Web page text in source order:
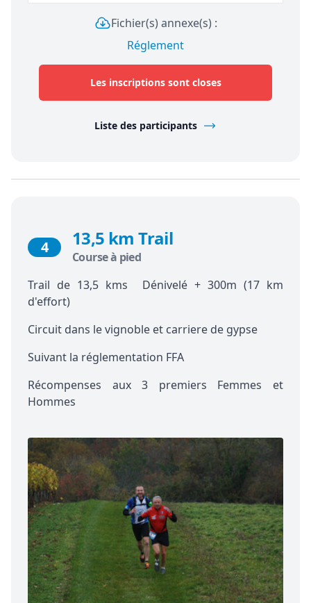
Fichier(s) annexe(s) :
Réglement
Les inscriptions sont closes
Liste des participants
4 13,5 km Trail
Course à pied
Trail de 13,5 kms Dénivelé + 300m (17 km
d'effort)
Circuit dans le vignoble et carriere de gypse
Suivant la réglementation FFA
Récompenses aux 3 premiers Femmes et
Hommes